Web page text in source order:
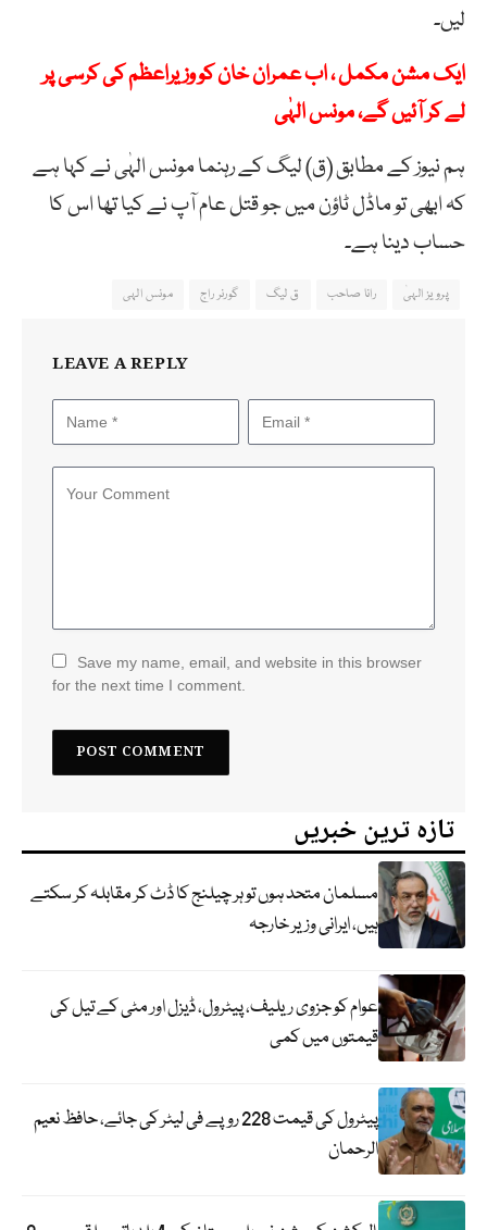
لیں۔
ایک مشن مکمل ، اب عمران خان کو وزیراعظم کی کرسی پر
لے کر آئیں گے، مونس الہٰی
ہم نیوز کے مطابق (ق) لیگ کے رہنما مونس الہٰی نے کہا ہے
کہ ابھی تو ماڈل ٹاؤن میں جو قتل عام آپ نے کیا تھا اس کا
حساب دینا ہے۔
پرویز الہیٰ رانا صاحب ق لیگ گورنر راج مونس الہی
LEAVE A REPLY
Save my name, email, and website in this browser
for the next time I comment.
تازہ ترین خبریں
مسلمان متحد ہوں تو ہر چیلنج کا ڈٹ کر مقابلہ کر سکتے
ہیں، ایرانی وزیر خارجہ
عوام کو جزوی ریلیف، پیٹرول، ڈیزل اور مٹی کے تیل کی
قیمتوں میں کمی
پیٹرول کی قیمت 228 روپے فی لیٹر کی جائے، حافظ نعیم
الرحمان